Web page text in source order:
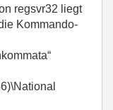
regsvr32 liegt
Kommando-